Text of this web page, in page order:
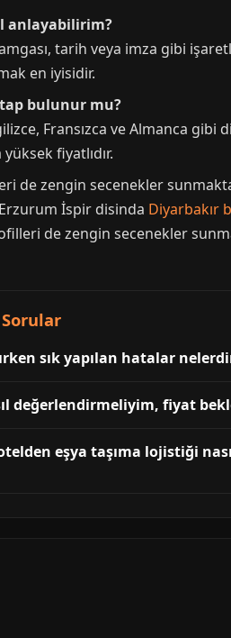
anlayabilirim?
tarih veya imza gibi
en iyisidir.
bulunur mu?
Fransızca ve Almanca
fiyatlıdır.
de zengin secenekler
İspir disinda Diyarbakır
de zengin secenekler
sık yapılan hatalar
değerlendirmeliyim, fiyat
eşya taşıma lojistiği